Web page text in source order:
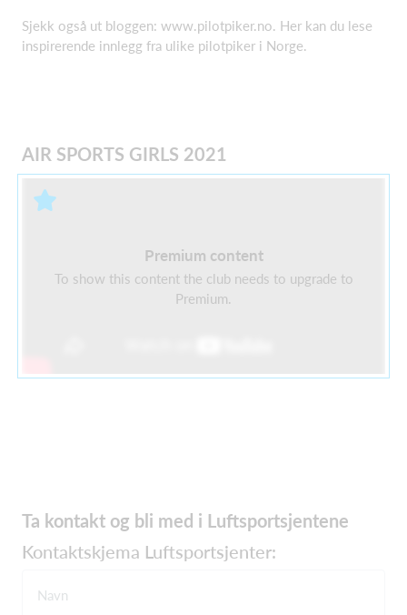
Sjekk også ut bloggen: www.pilotpiker.no. Her kan du lese
inspirerende innlegg fra ulike pilotpiker i Norge.
AIR SPORTS GIRLS 2021
Premium content
To show this content the club needs to upgrade to
Premium.
Ta kontakt og bli med i Luftsportsjentene
Kontaktskjema Luftsportsjenter:
Navn